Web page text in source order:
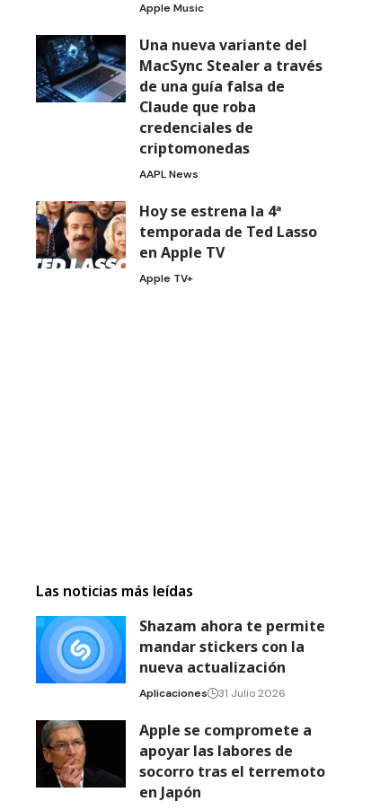
Apple Music
Una nueva variante del
MacSync Stealer a través
de una guía falsa de
Claude que roba
credenciales de
criptomonedas
AAPL News
Hoy se estrena la 4ª
temporada de Ted Lasso
en Apple TV
Apple TV+
Las noticias más leídas
Shazam ahora te permite
mandar stickers con la
nueva actualización
Aplicaciones 31 Julio 2026
Apple se compromete a
apoyar las labores de
socorro tras el terremoto
en Japón